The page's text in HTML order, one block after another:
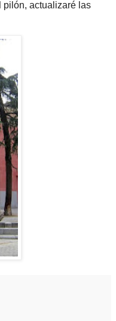
pilón, actualizaré las